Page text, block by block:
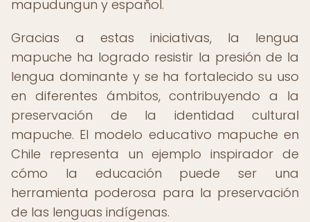
mapudungun y español.
Gracias a estas iniciativas, la lengua
mapuche ha logrado resistir la presión de la
lengua dominante y se ha fortalecido su uso
en diferentes ámbitos, contribuyendo a la
preservación de la identidad cultural
mapuche. El modelo educativo mapuche en
Chile representa un ejemplo inspirador de
cómo la educación puede ser una
herramienta poderosa para la preservación
de las lenguas indígenas.